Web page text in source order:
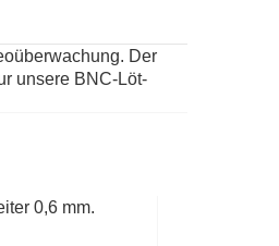
Der
unsere BNC-Löt-
0,6 mm.